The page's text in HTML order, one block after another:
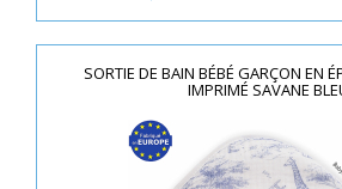
SORTIE DE BAIN BÉBÉ GARÇON EN
IMPRIMÉ SAVANE